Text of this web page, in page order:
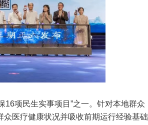
16项民生实事项目”之一。针对本地群众
医疗健康状况并吸收前期运行经验基础